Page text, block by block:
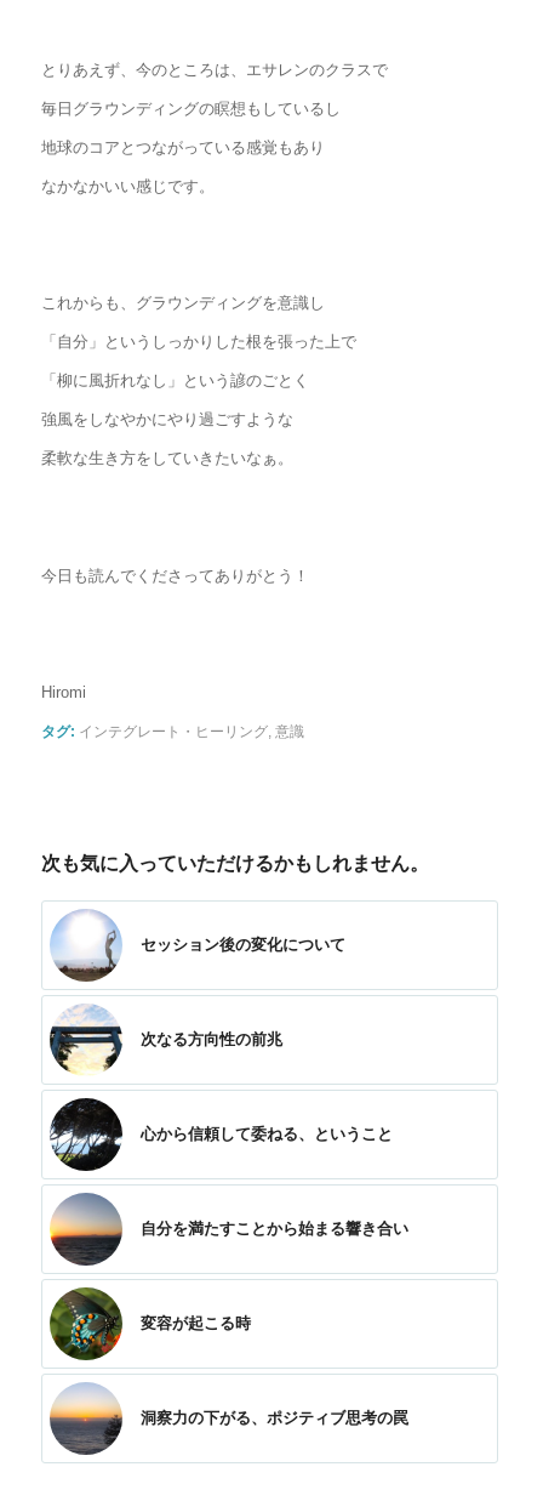
とりあえず、今のところは、エサレンのクラスで
毎日グラウンディングの瞑想もしているし
地球のコアとつながっている感覚もあり
なかなかいい感じです。
これからも、グラウンディングを意識し
「自分」というしっかりした根を張った上で
「柳に風折れなし」という諺のごとく
強風をしなやかにやり過ごすような
柔軟な生き方をしていきたいなぁ。
今日も読んでくださってありがとう！
Hiromi
タグ: インテグレート・ヒーリング, 意識
次も気に入っていただけるかもしれません。
セッション後の変化について
次なる方向性の前兆
心から信頼して委ねる、ということ
自分を満たすことから始まる響き合い
変容が起こる時
洞察力の下がる、ポジティブ思考の罠